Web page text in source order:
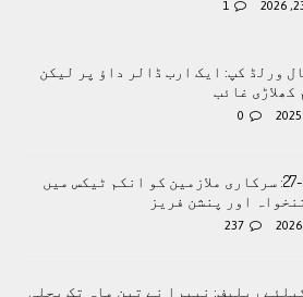
1
ورلڈ کپ: ایک ارب ڈالر داؤ پر لیکن
کھلاڑی غائب
0
بجٹ 2026-27: سرکاری ملازمین کو انکم ٹیکس میں
اور پنشن فریز
237
ریلیف: نیپرا نے تین ماہ تک بجلی